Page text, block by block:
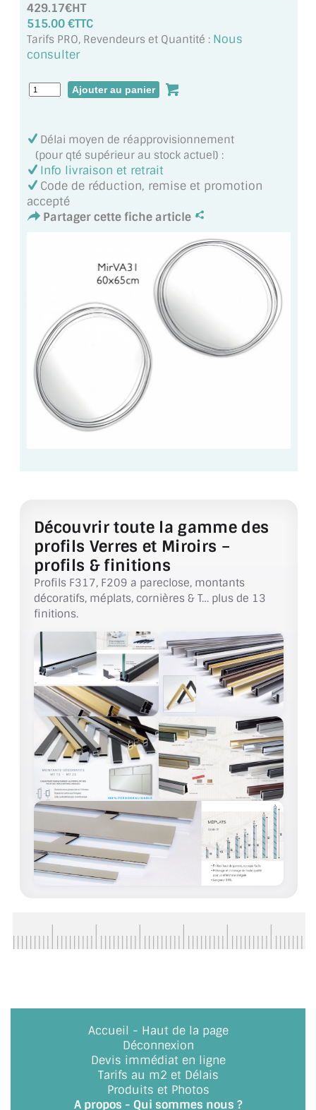
MIROIR TV
VERRE SUR MESURE
PAROI DE DOUCHE
VERRE FEUILLETÉ
VERRE ANTI-REFLET
VERRE FEUILLETÉ/TREMPÉ
DALLE DE SOL EN VERRE
PORTE EN VERRE
GARDE CORPS EN VERRE
VERRIÈRE TYPE ATELIER
VERRES TEXTURÉS
CATALOGUE DE PROFILS ET FIXATION DU
VERRE
LES FIXATIONS POUR MIROIR
LES PROFILS PAROI DE VERRE
VITRINE EN VERRE
CONNECTEURS ET ASSEMBLAGE DE VERRES
PLATS ET CORNIÈRES
LES CHARNIÈRES DE PORTE EN VERRE
BOUTONS ET POIGNÉES
BARRES DE STABILISATION
JOINTS D'ÉTANCHÉITÉS
FIXATION GARDES CORPS
SYSTÈMES COULISSANTS
EXEMPLES, RÉALISATIONS, INSPIRATIONS
NUANCIER RAL
COMMENT COUPER DU VERRE ?
429.17€HT
515.00 €TTC
Tarifs PRO, Revendeurs et Quantité : Nous
consulter
Délai moyen de réapprovisionnement
(pour qté supérieur au stock actuel) :
Info livraison et retrait
Code de réduction, remise et promotion
accepté
Partager cette fiche article
Découvrir toute la gamme des
profils Verres et Miroirs –
profils & finitions
Profils F317, F209 a pareclose, montants
décoratifs, méplats, cornières & T… plus de 13
finitions.
Accueil - Haut de la page
Déconnexion
Devis immédiat en ligne
Tarifs au m2 et Délais
Produits et Photos
A propos - Qui sommes nous ?